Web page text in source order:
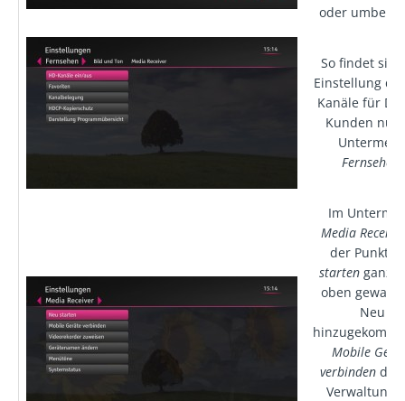
oder
So findet
Einstellung
Kanäle für
Kunden nun
Fernsehen
Im
Media Receiver
der Punkt
starten ganz
oben
Neu
Mobile
verbinden das
Verwaltung